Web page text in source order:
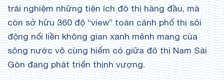
trải nghiệm những tiện ích đô thị hàng đầu, mà
còn sở hữu 360 độ “view” toàn cảnh phố thị sôi
động nối liền không gian xanh mênh mang của
sông nước vô cùng hiếm có giữa đô thị Nam Sài
Gòn đang phát triển thịnh vượng.